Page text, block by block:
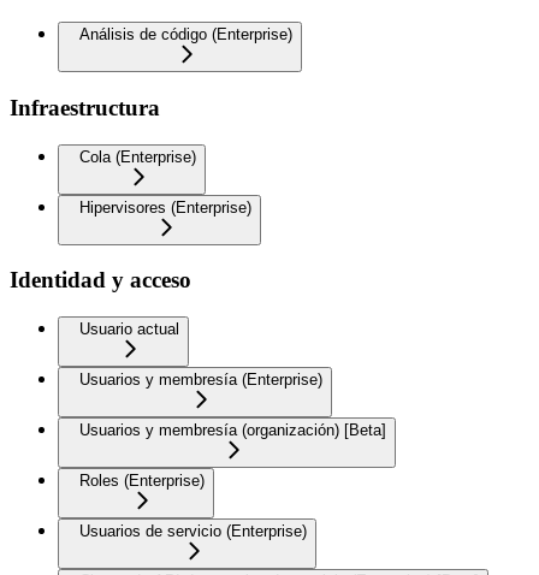
Análisis de código (Enterprise)
Infraestructura
Cola (Enterprise)
Hipervisores (Enterprise)
Identidad y acceso
Usuario actual
Usuarios y membresía (Enterprise)
Usuarios y membresía (organización) [Beta]
Roles (Enterprise)
Usuarios de servicio (Enterprise)